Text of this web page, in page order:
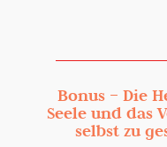
Bonus – Die
Seele und das
selbst zu